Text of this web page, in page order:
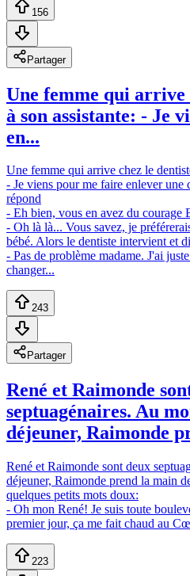
156
Partager
Une femme qui arrive
à son assistante: - Je
en...
Une femme qui arrive chez le
- Je viens pour me faire enlever une
répond
- Eh bien, vous en avez du courage
- Oh là là... Vous savez, je
bébé. Alors le dentiste intervient et
- Pas de problème madame. J'ai
changer...
243
Partager
René et Raimonde
septuagénaires. Au
déjeuner, Raimonde
René et Raimonde sont deux
déjeuner, Raimonde prend la main
quelques petits mots doux:
- Oh mon René! Je suis toute
premier jour, ça me fait chaud au
223